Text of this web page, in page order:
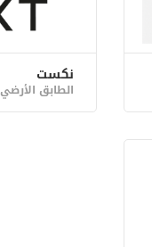
نكست
الطابق الأرضي